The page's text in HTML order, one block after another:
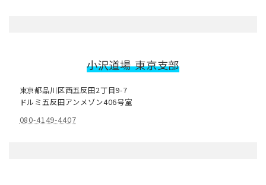
小沢道場 東京支部
東京都品川区西五反田2丁目9-7
ドルミ五反田アンメゾン406号室
080-4149-4407